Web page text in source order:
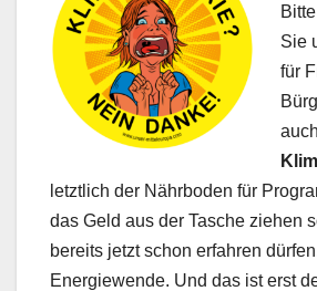
Sie
für
letztlich der Nährboden für
das Geld aus der Tasche ziehen
bereits jetzt schon erfahren
Energiewende. Und das ist erst